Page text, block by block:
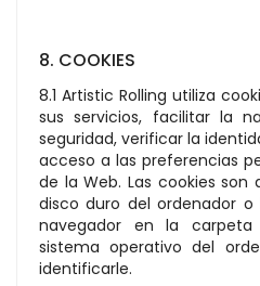
8. COOKIES
8.1 Artistic Rolling utiliza
sus servicios, facilitar la
seguridad, verificar la
acceso a las preferencias
de la Web. Las cookies son
disco duro del ordenador
navegador en la
sistema operativo del
identificarle.